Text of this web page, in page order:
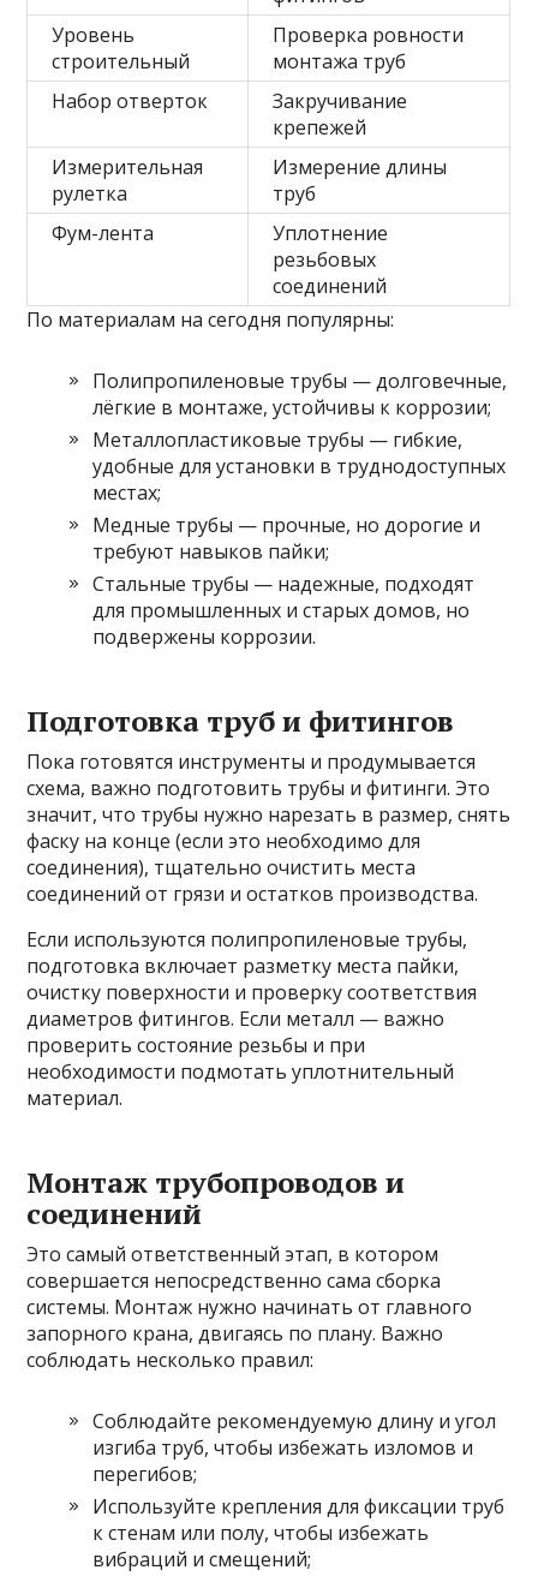
Уровень
строительный
Проверка ровности
монтажа труб
Набор отверток
Закручивание
крепежей
Измерительная
рулетка
Измерение длины
труб
Фум-лента
Уплотнение
резьбовых
соединений
По материалам на сегодня популярны:
Полипропиленовые трубы — долговечные,
лёгкие в монтаже, устойчивы к коррозии;
Металлопластиковые трубы — гибкие,
удобные для установки в труднодоступных
местах;
Медные трубы — прочные, но дорогие и
требуют навыков пайки;
Стальные трубы — надежные, подходят
для промышленных и старых домов, но
подвержены коррозии.
Подготовка труб и фитингов
Пока готовятся инструменты и продумывается
схема, важно подготовить трубы и фитинги. Это
значит, что трубы нужно нарезать в размер, снять
фаску на конце (если это необходимо для
соединения), тщательно очистить места
соединений от грязи и остатков производства.
Если используются полипропиленовые трубы,
подготовка включает разметку места пайки,
очистку поверхности и проверку соответствия
диаметров фитингов. Если металл — важно
проверить состояние резьбы и при
необходимости подмотать уплотнительный
материал.
Монтаж трубопроводов и
соединений
Это самый ответственный этап, в котором
совершается непосредственно сама сборка
системы. Монтаж нужно начинать от главного
запорного крана, двигаясь по плану. Важно
соблюдать несколько правил:
Соблюдайте рекомендуемую длину и угол
изгиба труб, чтобы избежать изломов и
перегибов;
Используйте крепления для фиксации труб
к стенам или полу, чтобы избежать
вибраций и смещений;